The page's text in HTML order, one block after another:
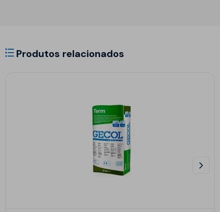
Produtos relacionados